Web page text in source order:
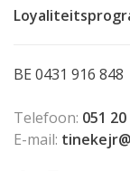
BE 0431 916 848
Telefoon: 051
E-mail: